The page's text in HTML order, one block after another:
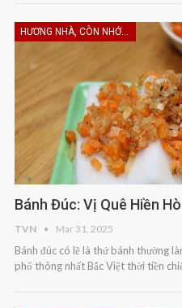
HƯƠNG NHÀ, CÒN NHỚ KHÔNG EM
Bánh Đúc: Vị Quê Hiền
TVN Mar 31, 2025
Bánh đúc có lẽ là thứ bánh thường
phổ thông nhất Bắc Việt thời tiền